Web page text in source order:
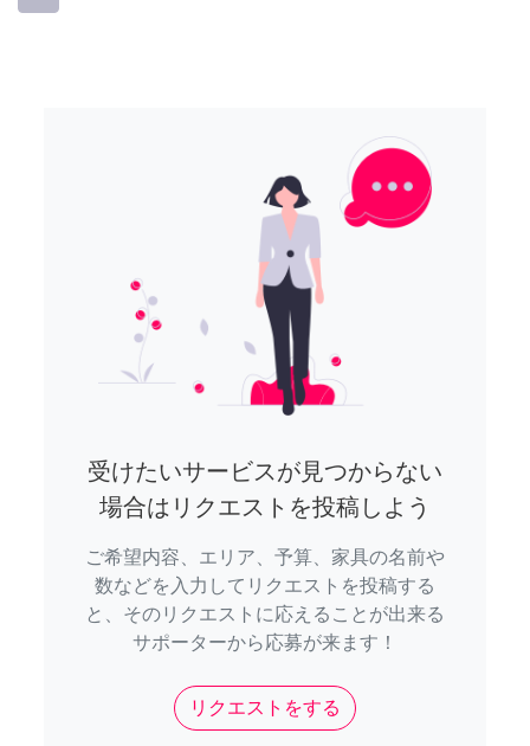
受けたいサービスが見つからない
場合はリクエストを投稿しよう
ご希望内容、エリア、予算、家具の名前や
数などを入力してリクエストを投稿する
と、そのリクエストに応えることが出来る
サポーターから応募が来ます！
リクエストをする